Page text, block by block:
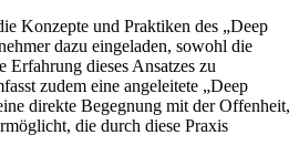
Konzepte und Praktiken des „Deep
dazu eingeladen, sowohl die
Erfahrung dieses Ansatzes zu
zudem eine angeleitete „Deep
direkte Begegnung mit der Offenheit,
die durch diese Praxis